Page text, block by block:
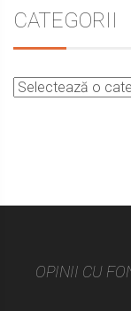
CATEGORII
OPINII CU